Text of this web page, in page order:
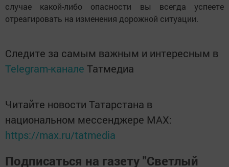
случае какой-либо опасности вы всегда успеете
отреагировать на изменения дорожной ситуации.
Следите за самым важным и интересным в
Telegram-канале Татмедиа
Читайте новости Татарстана в
национальном мессенджере MАХ:
https://max.ru/tatmedia
Подписаться на газету "Светлый